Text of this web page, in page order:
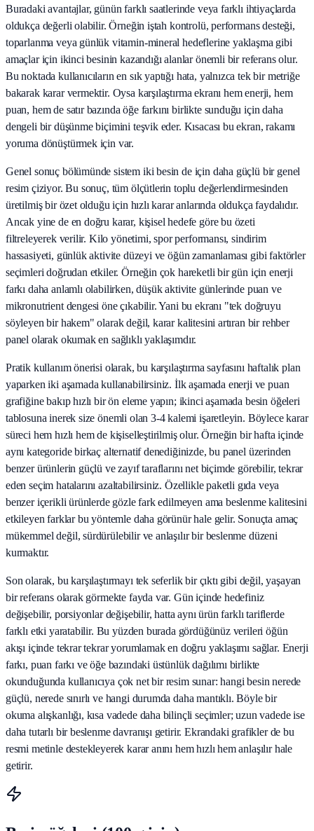
Buradaki avantajlar, günün farklı saatlerinde veya farklı ihtiyaçlarda
oldukça değerli olabilir. Örneğin iştah kontrolü, performans desteği,
toparlanma veya günlük vitamin-mineral hedeflerine yaklaşma gibi
amaçlar için ikinci besinin kazandığı alanlar önemli bir referans olur.
Bu noktada kullanıcıların en sık yaptığı hata, yalnızca tek bir metriğe
bakarak karar vermektir. Oysa karşılaştırma ekranı hem enerji, hem
puan, hem de satır bazında öğe farkını birlikte sunduğu için daha
dengeli bir düşünme biçimini teşvik eder. Kısacası bu ekran, rakamı
yoruma dönüştürmek için var.
Genel sonuç bölümünde sistem iki besin de için daha güçlü bir genel
resim çiziyor. Bu sonuç, tüm ölçütlerin toplu değerlendirmesinden
üretilmiş bir özet olduğu için hızlı karar anlarında oldukça faydalıdır.
Ancak yine de en doğru karar, kişisel hedefe göre bu özeti
filtreleyerek verilir. Kilo yönetimi, spor performansı, sindirim
hassasiyeti, günlük aktivite düzeyi ve öğün zamanlaması gibi faktörler
seçimleri doğrudan etkiler. Örneğin çok hareketli bir gün için enerji
farkı daha anlamlı olabilirken, düşük aktivite günlerinde puan ve
mikronutrient dengesi öne çıkabilir. Yani bu ekranı "tek doğruyu
söyleyen bir hakem" olarak değil, karar kalitesini artıran bir rehber
panel olarak okumak en sağlıklı yaklaşımdır.
Pratik kullanım önerisi olarak, bu karşılaştırma sayfasını haftalık plan
yaparken iki aşamada kullanabilirsiniz. İlk aşamada enerji ve puan
grafiğine bakıp hızlı bir ön eleme yapın; ikinci aşamada besin öğeleri
tablosuna inerek size önemli olan 3-4 kalemi işaretleyin. Böylece karar
süreci hem hızlı hem de kişiselleştirilmiş olur. Örneğin bir hafta içinde
aynı kategoride birkaç alternatif denediğinizde, bu panel üzerinden
benzer ürünlerin güçlü ve zayıf taraflarını net biçimde görebilir, tekrar
eden seçim hatalarını azaltabilirsiniz. Özellikle paketli gıda veya
benzer içerikli ürünlerde gözle fark edilmeyen ama beslenme kalitesini
etkileyen farklar bu yöntemle daha görünür hale gelir. Sonuçta amaç
mükemmel değil, sürdürülebilir ve anlaşılır bir beslenme düzeni
kurmaktır.
Son olarak, bu karşılaştırmayı tek seferlik bir çıktı gibi değil, yaşayan
bir referans olarak görmekte fayda var. Gün içinde hedefiniz
değişebilir, porsiyonlar değişebilir, hatta aynı ürün farklı tariflerde
farklı etki yaratabilir. Bu yüzden burada gördüğünüz verileri öğün
akışı içinde tekrar tekrar yorumlamak en doğru yaklaşımı sağlar. Enerji
farkı, puan farkı ve öğe bazındaki üstünlük dağılımı birlikte
okunduğunda kullanıcıya çok net bir resim sunar: hangi besin nerede
güçlü, nerede sınırlı ve hangi durumda daha mantıklı. Böyle bir
okuma alışkanlığı, kısa vadede daha bilinçli seçimler; uzun vadede ise
daha tutarlı bir beslenme davranışı getirir. Ekrandaki grafikler de bu
resmi metinle destekleyerek karar anını hem hızlı hem anlaşılır hale
getirir.